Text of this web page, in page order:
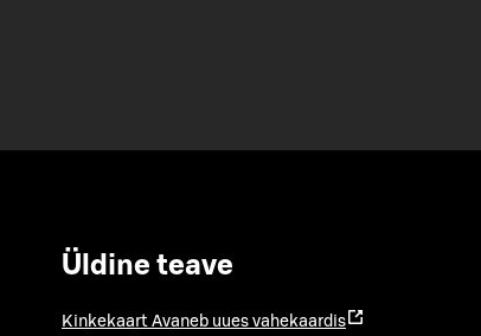
Üldine teave
Kinkekaart Avaneb uues vahekaardis